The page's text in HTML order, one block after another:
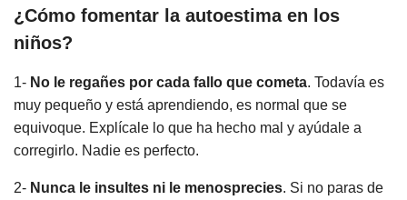
¿Cómo fomentar la autoestima en los
niños?
1- No le regañes por cada fallo que cometa. Todavía es
muy pequeño y está aprendiendo, es normal que se
equivoque. Explícale lo que ha hecho mal y ayúdale a
corregirlo. Nadie es perfecto.
2- Nunca le insultes ni le menosprecies. Si no paras de